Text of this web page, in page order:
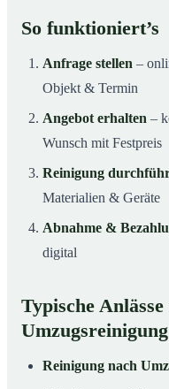
So funktioniert’s
Anfrage stellen –
Objekt & Termin
Angebot erhalten –
Wunsch mit Festpreis
Reinigung
Materialien & Geräte
Abnahme &
digital
Typische
Umzugsreinigung
Reinigung nach